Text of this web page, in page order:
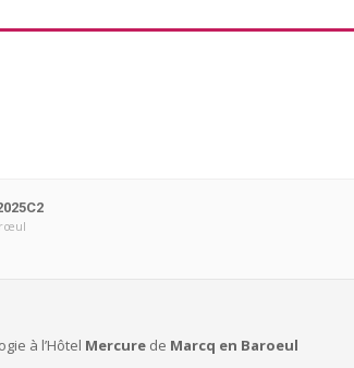
à l’Hôtel Mercure de Marcq en Baroeul